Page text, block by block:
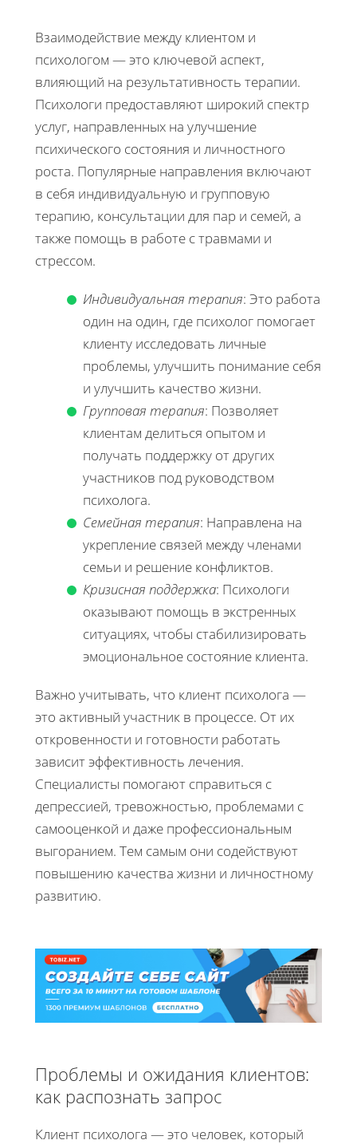
Взаимодействие между клиентом и
психологом — это ключевой аспект,
влияющий на результативность терапии.
Психологи предоставляют широкий спектр
услуг, направленных на улучшение
психического состояния и личностного
роста. Популярные направления включают
в себя индивидуальную и групповую
терапию, консультации для пар и семей, а
также помощь в работе с травмами и
стрессом.
Индивидуальная терапия: Это работа
один на один, где психолог помогает
клиенту исследовать личные
проблемы, улучшить понимание себя
и улучшить качество жизни.
Групповая терапия: Позволяет
клиентам делиться опытом и
получать поддержку от других
участников под руководством
психолога.
Семейная терапия: Направлена на
укрепление связей между членами
семьи и решение конфликтов.
Кризисная поддержка: Психологи
оказывают помощь в экстренных
ситуациях, чтобы стабилизировать
эмоциональное состояние клиента.
Важно учитывать, что клиент психолога —
это активный участник в процессе. От их
откровенности и готовности работать
зависит эффективность лечения.
Специалисты помогают справиться с
депрессией, тревожностью, проблемами с
самооценкой и даже профессиональным
выгоранием. Тем самым они содействуют
повышению качества жизни и личностному
развитию.
Проблемы и ожидания клиентов:
как распознать запрос
Клиент психолога — это человек, который